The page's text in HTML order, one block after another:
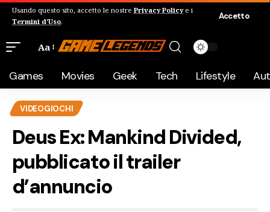
Usando questo sito, accetto le nostre Privacy Policye i
Termini d'Uso.
Accetto
Aa
Games Movies Geek Tech Lifestyle
VIDEOGIOCHI
Deus Ex: Mankind Divided,
pubblicato il trailer
d’annuncio